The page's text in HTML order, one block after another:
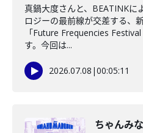
真鍋大度さんと、BEATINKに
ロジーの最前線が交差する、
「Future Frequencies
す。今回は...
2026.07.08 |00:05:11
ちゃんみ